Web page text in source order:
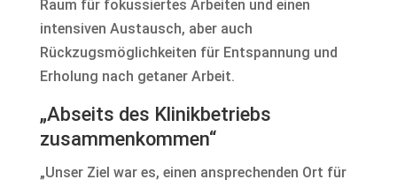
Raum für fokussiertes Arbeiten und einen
intensiven Austausch, aber auch
Rückzugsmöglichkeiten für Entspannung und
Erholung nach getaner Arbeit.
„Abseits des Klinikbetriebs
zusammenkommen“
„Unser Ziel war es, einen ansprechenden Ort für